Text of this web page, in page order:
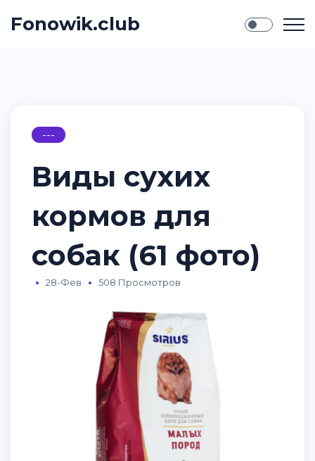
Fonowik.club
---
Виды сухих
кормов для
собак (61 фото)
28-Фев 508 Просмотров